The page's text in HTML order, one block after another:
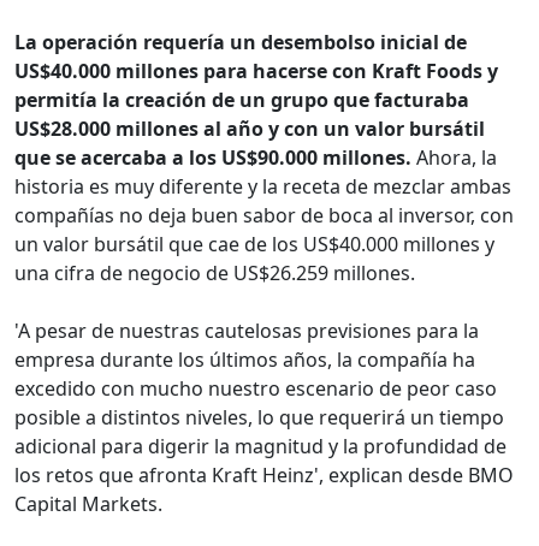
La operación requería un desembolso inicial de
US$40.000 millones para hacerse con Kraft Foods y
permitía la creación de un grupo que facturaba
US$28.000 millones al año y con un valor bursátil
que se acercaba a los US$90.000 millones. Ahora, la
historia es muy diferente y la receta de mezclar ambas
compañías no deja buen sabor de boca al inversor, con
un valor bursátil que cae de los US$40.000 millones y
una cifra de negocio de US$26.259 millones.
'A pesar de nuestras cautelosas previsiones para la
empresa durante los últimos años, la compañía ha
excedido con mucho nuestro escenario de peor caso
posible a distintos niveles, lo que requerirá un tiempo
adicional para digerir la magnitud y la profundidad de
los retos que afronta Kraft Heinz', explican desde BMO
Capital Markets.